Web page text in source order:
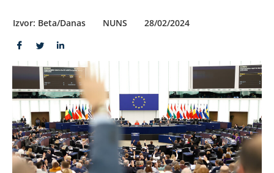
Izvor: Beta/Danas NUNS 28/02/2024